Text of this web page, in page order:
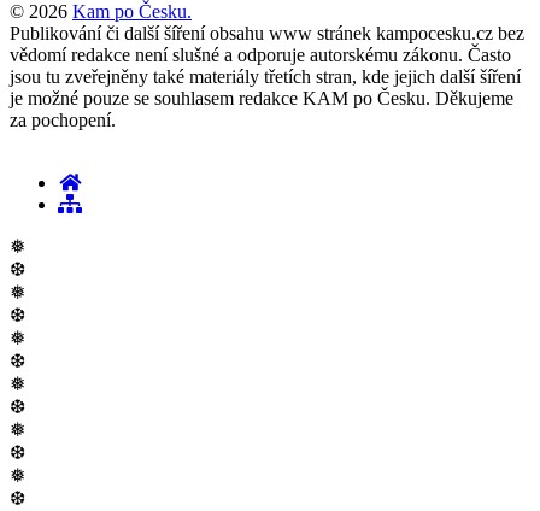
© 2026 Kam po Česku.
Publikování či další šíření obsahu www stránek kampocesku.cz bez
vědomí redakce není slušné a odporuje autorskému zákonu. Často
jsou tu zveřejněny také materiály třetích stran, kde jejich další šíření
je možné pouze se souhlasem redakce KAM po Česku. Děkujeme
za pochopení.
❅
❆
❅
❆
❅
❆
❅
❆
❅
❆
❅
❆